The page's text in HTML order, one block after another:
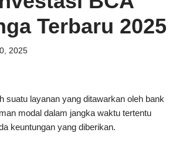
Terbaru 2025
2025
suatu layanan yang ditawarkan oleh bank
modal dalam jangka waktu tertentu
keuntungan yang diberikan.